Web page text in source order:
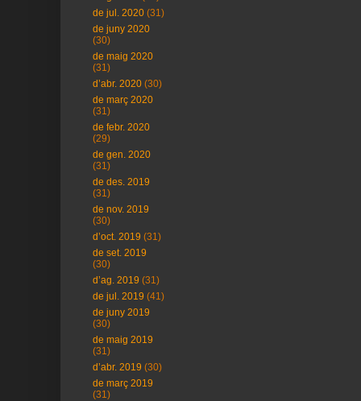
de jul. 2020 (31)
de juny 2020
(30)
de maig 2020
(31)
d’abr. 2020 (30)
de març 2020
(31)
de febr. 2020
(29)
de gen. 2020
(31)
de des. 2019
(31)
de nov. 2019
(30)
d’oct. 2019 (31)
de set. 2019
(30)
d’ag. 2019 (31)
de jul. 2019 (41)
de juny 2019
(30)
de maig 2019
(31)
d’abr. 2019 (30)
de març 2019
(31)